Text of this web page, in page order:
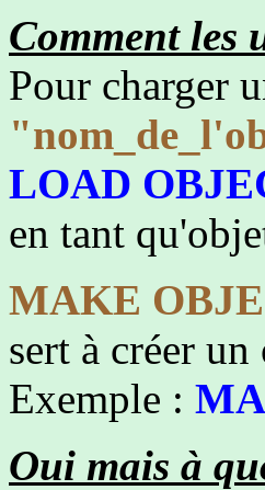
Comment les
Pour charger
LOAD
en tant
MAKE
sert à créer
Exemple :
Oui mais à